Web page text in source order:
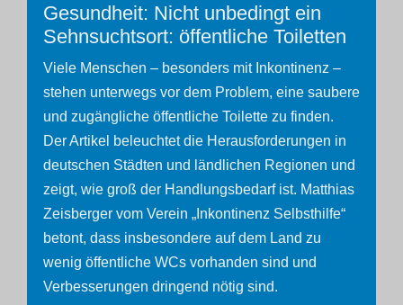
Gesundheit: Nicht unbedingt ein
Sehnsuchtsort: öffentliche Toiletten
Viele Menschen – besonders mit Inkontinenz –
stehen unterwegs vor dem Problem, eine saubere
und zugängliche öffentliche Toilette zu finden.
Der Artikel beleuchtet die Herausforderungen in
deutschen Städten und ländlichen Regionen und
zeigt, wie groß der Handlungsbedarf ist. Matthias
Zeisberger vom Verein „Inkontinenz Selbsthilfe“
betont, dass insbesondere auf dem Land zu
wenig öffentliche WCs vorhanden sind und
Verbesserungen dringend nötig sind.